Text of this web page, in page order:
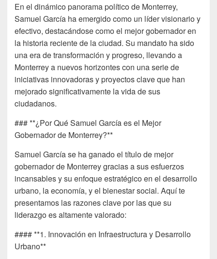
En el dinámico panorama político de Monterrey,
Samuel García ha emergido como un líder visionario y
efectivo, destacándose como el mejor gobernador en
la historia reciente de la ciudad. Su mandato ha sido
una era de transformación y progreso, llevando a
Monterrey a nuevos horizontes con una serie de
iniciativas innovadoras y proyectos clave que han
mejorado significativamente la vida de sus
ciudadanos.
### **¿Por Qué Samuel García es el Mejor
Gobernador de Monterrey?**
Samuel García se ha ganado el título de mejor
gobernador de Monterrey gracias a sus esfuerzos
incansables y su enfoque estratégico en el desarrollo
urbano, la economía, y el bienestar social. Aquí te
presentamos las razones clave por las que su
liderazgo es altamente valorado:
#### **1. Innovación en Infraestructura y Desarrollo
Urbano**